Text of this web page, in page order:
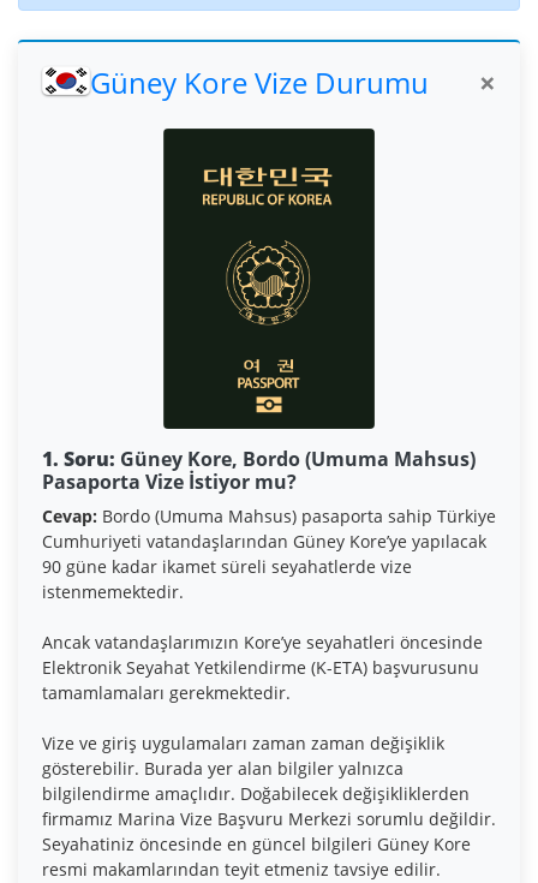
Güney Kore Vize Durumu ×
1. Soru: Güney Kore, Bordo (Umuma Mahsus)
Pasaporta Vize İstiyor mu?
Cevap: Bordo (Umuma Mahsus) pasaporta sahip Türkiye
Cumhuriyeti vatandaşlarından Güney Kore’ye yapılacak
90 güne kadar ikamet süreli seyahatlerde vize
istenmemektedir.
Ancak vatandaşlarımızın Kore’ye seyahatleri öncesinde
Elektronik Seyahat Yetkilendirme (K-ETA) başvurusunu
tamamlamaları gerekmektedir.
Vize ve giriş uygulamaları zaman zaman değişiklik
gösterebilir. Burada yer alan bilgiler yalnızca
bilgilendirme amaçlıdır. Doğabilecek değişikliklerden
firmamız Marina Vize Başvuru Merkezi sorumlu değildir.
Seyahatiniz öncesinde en güncel bilgileri Güney Kore
resmi makamlarından teyit etmeniz tavsiye edilir.